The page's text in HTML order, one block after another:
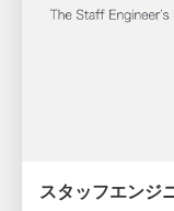
スタッフエンジ